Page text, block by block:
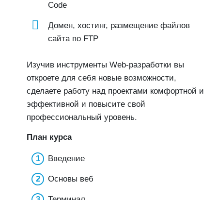
Code
Домен, хостинг, размещение файлов
сайта по FTP
Изучив инструменты Web-разработки вы
откроете для себя новые возможности,
сделаете работу над проектами комфортной и
эффективной и повысите свой
профессиональный уровень.
План курса
Введение
Основы веб